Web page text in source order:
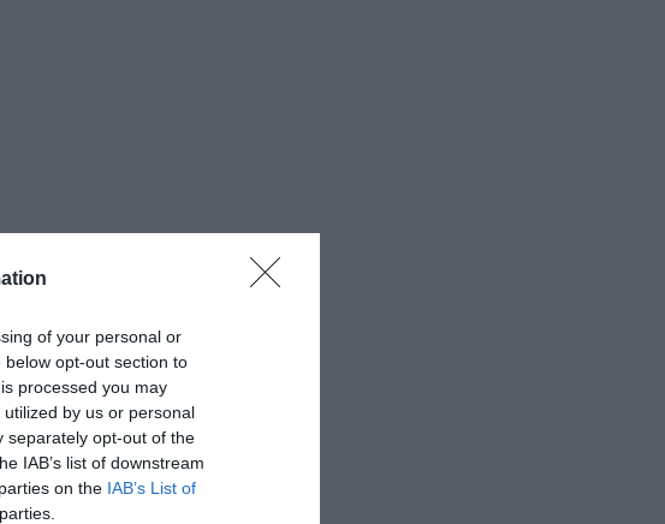
of your personal or
opt-out section to
processed you may
by us or personal
separately opt-out of the
IAB’s list of downstream
on the IAB’s List of